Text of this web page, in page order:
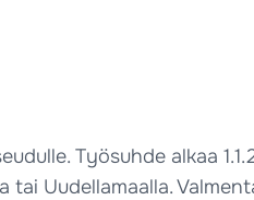
Työsuhde alkaa
Uudellamaalla.